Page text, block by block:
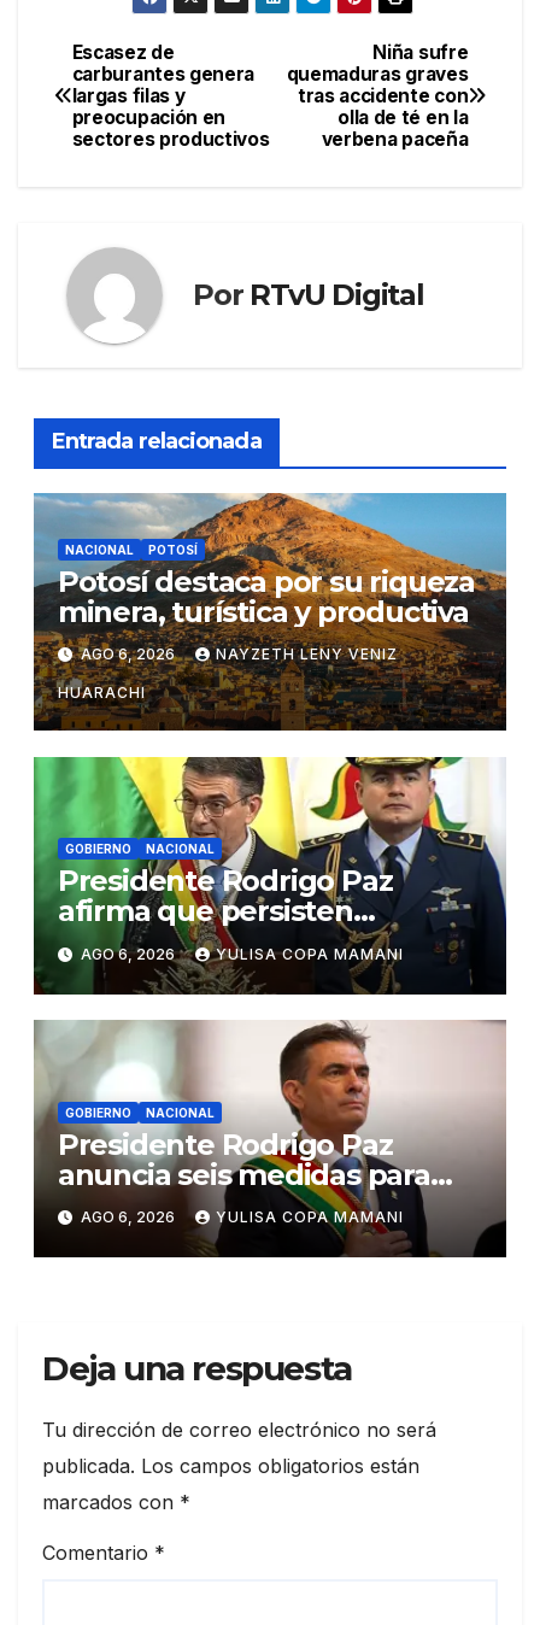
Navegación
de
entradas
Niña sufre
quemaduras graves
tras accidente con
olla de té en la
verbena paceña
Escasez de
carburantes genera
largas filas y
preocupación en
sectores productivos
Por RTvU Digital
Entrada relacionada
NACIONAL POTOSÍ
Potosí destaca por su riqueza
minera, turística y productiva
AGO 6, 2026 NAYZETH LENY VENIZ
HUARACHI
GOBIERNO NACIONAL
Presidente Rodrigo Paz
afirma que persisten
amenazas contra la
estabilidad del país
AGO 6, 2026 YULISA COPA MAMANI
GOBIERNO NACIONAL
Presidente Rodrigo Paz
anuncia seis medidas para
impulsar reformas en Bolivia
AGO 6, 2026 YULISA COPA MAMANI
Deja una respuesta
Tu dirección de correo electrónico no será
publicada. Los campos obligatorios están
marcados con *
Comentario *